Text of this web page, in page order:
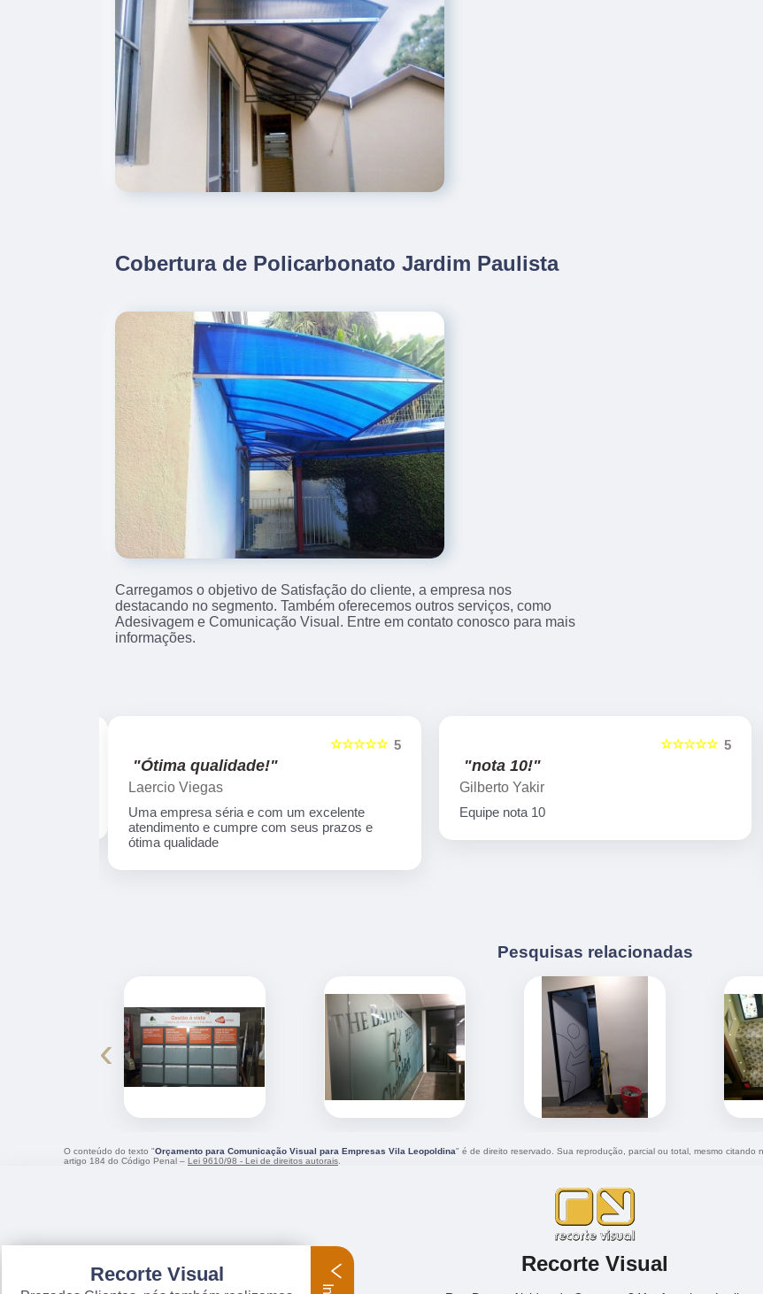
Cobertura de Policarbonato Jardim Paulista
Carregamos o objetivo de Satisfação do cliente, a empresa nos
destacando no segmento. Também oferecemos outros serviços, como
Adesivagem e Comunicação Visual. Entre em contato conosco para mais
informações.
5
☆☆☆☆☆
"Ótima qualidade!"
Laercio Viegas
Uma empresa séria e com um excelente
atendimento e cumpre com seus prazos e
ótima qualidade
5
☆☆☆☆☆
"nota 10!"
Gilberto Yakir
Equipe nota 10
Pesquisas relacionadas
‹
O conteúdo do texto "Orçamento para Comunicação Visual para Empresas Vila Leopoldina" é de direito reservado. Sua reprodução, parcial ou total, mesmo
artigo 184 do Código Penal – Lei 9610/98 - Lei de direitos autorais.
Recorte Visual
Recorte Visual